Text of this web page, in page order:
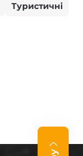
Туристичні